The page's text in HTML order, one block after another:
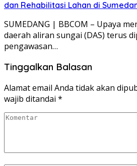
dan Rehabilitasi Lahan di
SUMEDANG | BBCOM – Upaya
daerah aliran sungai (DAS) terus
pengawasan…
Tinggalkan Balasan
Alamat email Anda tidak akan
wajib ditandai *